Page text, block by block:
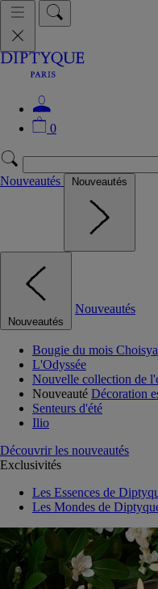
0
Nouveautés Nouveautés
Nouveautés
Nouveautés
Bougie du mois Choisya
L'Odyssée
Nouvelle collection de
Nouveauté Décoration
Senteurs d'été
Ilio
Découvrir les nouveautés
Exclusivités
Les Essences de
Les Mondes de